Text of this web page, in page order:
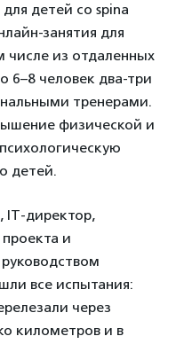
детей со spina
занятия для
числе из отдаленных
6–8 человек два-три
тренерами.
физической и
детей.
IT-директор,
и
все испытания:
через
километров и в